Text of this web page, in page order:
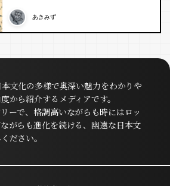
あきみず
本文化の多様で奥深い魅力をわかりや
から紹介するメディアです。
ーで、格調高いながらも時にはロッ
がらも進化を続ける、幽遠な日本文
ださい。